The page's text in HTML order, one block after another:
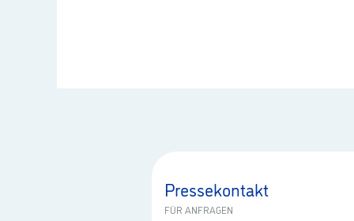
Pressekontakt
FÜR ANFRAGEN